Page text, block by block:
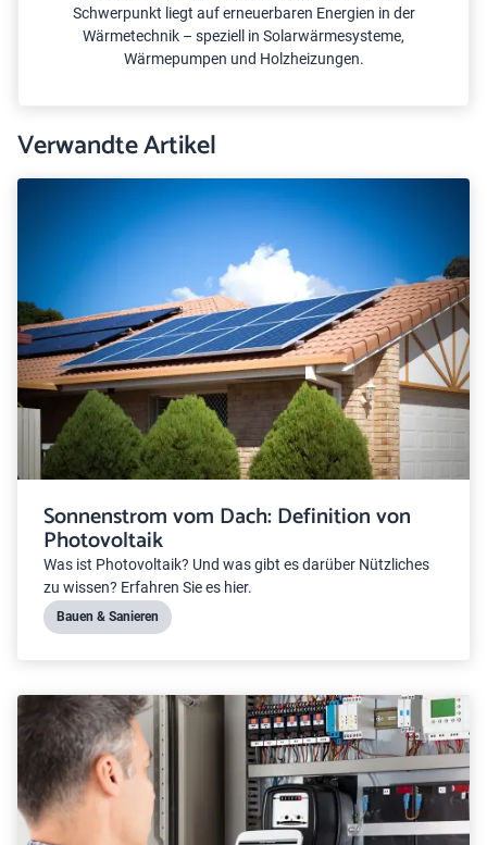
Schwerpunkt liegt auf erneuerbaren Energien in der
Wärmetechnik – speziell in Solarwärmesysteme,
Wärmepumpen und Holzheizungen.
Verwandte Artikel
Sonnenstrom vom Dach: Definition von
Photovoltaik
Was ist Photovoltaik? Und was gibt es darüber Nützliches
zu wissen? Erfahren Sie es hier.
Bauen & Sanieren